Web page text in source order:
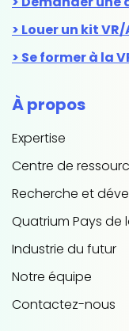
Louer un kit VR/
Se former à la
À propos
Expertise
Centre de
Recherche et
Quatrium Pays de
Industrie du futur
Notre équipe
Contactez-nous